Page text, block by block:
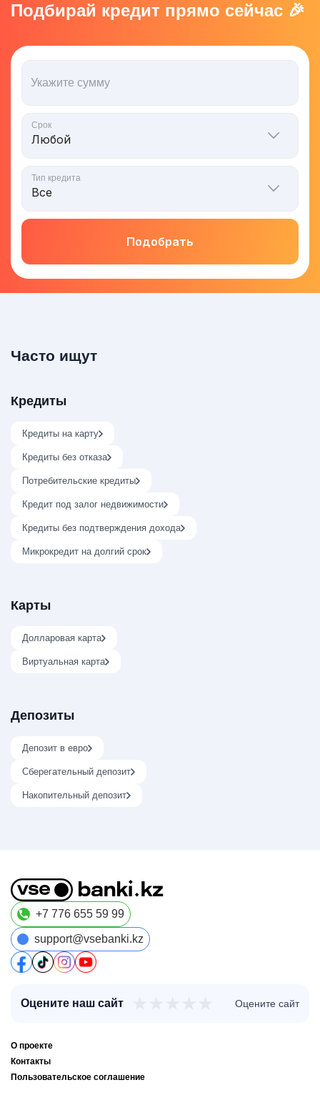
Подбирай кредит прямо сейчас 🎉
Укажите сумму
Срок
Тип кредита
Подобрать
Часто ищут
Кредиты
Кредиты на карту
Кредиты без отказа
Потребительские кредиты
Кредит под залог недвижимости
Кредиты без подтверждения дохода
Микрокредит на долгий срок
Карты
Долларовая карта
Виртуальная карта
Депозиты
Депозит в евро
Сберегательный депозит
Накопительный депозит
+7 776 655 59 99
support@vsebanki.kz
Оцените наш сайт Оцените сайт
О проекте
Контакты
Пользовательское соглашение